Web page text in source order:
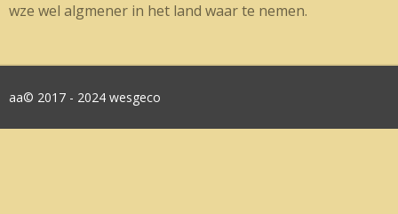
wze wel algmener in het land waar te nemen.
aa© 2017 - 2024 wesgeco